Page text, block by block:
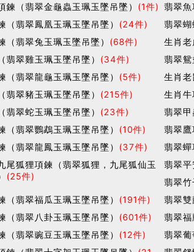
鍊（翡翠金龜蟲玉珮玉墜吊墜） (1件) 翡翠魚
（翡翠鳳凰玉珮玉墜吊墜） (24件) 翡翠蝴
（翡翠兔玉珮玉墜吊墜） (68件) 生肖老
翡翠雞玉珮玉墜吊墜） (34件) 翡翠鴛
（翡翠龍龜玉珮玉墜吊墜） (5件) 生肖老
翡翠豬玉珮玉墜吊墜） (215件) 生肖牛
翡翠蛇玉珮玉墜吊墜） (23件) 翡翠甲
（翡翠鸚鵡玉珮玉墜吊墜） (10件) 翡翠鷹
（翡翠龍鳳玉珮玉墜吊墜） (37件) 翡翠蟬
尾狐狸項鍊（翡翠狐狸，九尾狐仙玉
(25件)
翡翠平
翡翠竹
（翡翠福瓜玉珮玉墜吊墜） (191件) 翡翠雙
（翡翠八卦玉珮玉墜吊墜） (601件) 翡翠福
（翡翠豌豆玉珮玉墜吊墜） (12件) 翡翠葡